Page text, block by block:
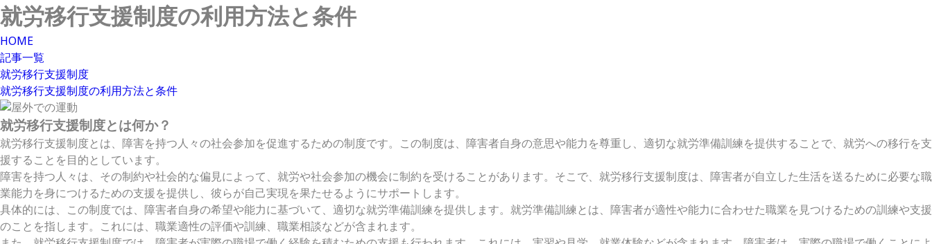
就労移行支援制度の利用方法と条件
HOME
記事一覧
就労移行支援制度
就労移行支援制度の利用方法と条件
就労移行支援制度とは何か？
就労移行支援制度とは、障害を持つ人々の社会参加を促進するための制度です。この制度は、障害者自身の意思や能力を尊重し、適切な就労準備訓練を提供することで、就労への移行を支
援することを目的としています。
障害を持つ人々は、その制約や社会的な偏見によって、就労や社会参加の機会に制約を受けることがあります。そこで、就労移行支援制度は、障害者が自立した生活を送るために必要な職
業能力を身につけるための支援を提供し、彼らが自己実現を果たせるようにサポートします。
具体的には、この制度では、障害者自身の希望や能力に基づいて、適切な就労準備訓練を提供します。就労準備訓練とは、障害者が適性や能力に合わせた職業を見つけるための訓練や支援
のことを指します。これには、職業適性の評価や訓練、職業相談などが含まれます。